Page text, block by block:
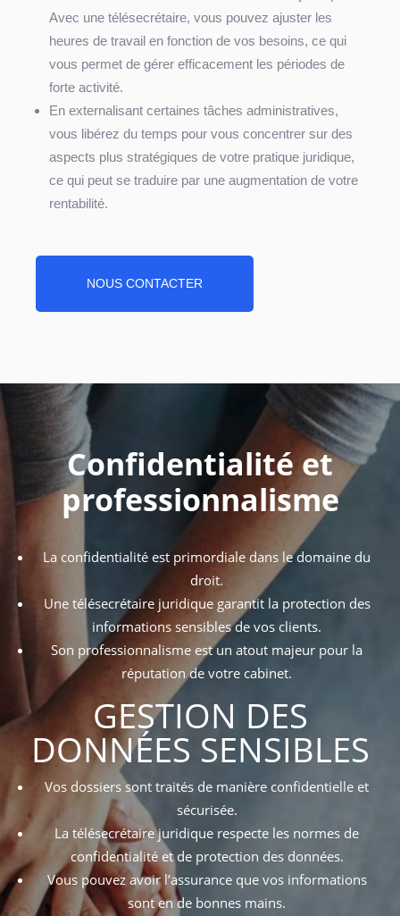
Avec une télésecrétaire, vous pouvez ajuster les
heures de travail en fonction de vos besoins, ce qui
vous permet de gérer efficacement les périodes de
forte activité.
En externalisant certaines tâches administratives,
vous libérez du temps pour vous concentrer sur des
aspects plus stratégiques de votre pratique juridique,
ce qui peut se traduire par une augmentation de votre
rentabilité.
NOUS CONTACTER
Confidentialité et
professionnalisme
La confidentialité est primordiale dans le domaine du
droit.
Une télésecrétaire juridique garantit la protection des
informations sensibles de vos clients.
Son professionnalisme est un atout majeur pour la
réputation de votre cabinet.
GESTION DES
DONNÉES SENSIBLES
Vos dossiers sont traités de manière confidentielle et
sécurisée.
La télésecrétaire juridique respecte les normes de
confidentialité et de protection des données.
Vous pouvez avoir l’assurance que vos informations
sont en de bonnes mains.